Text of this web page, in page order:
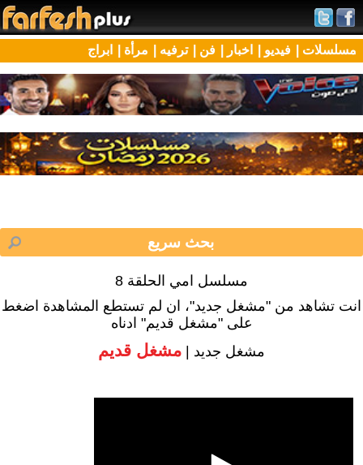
مسلسلات | فيديو | اخبار | فن | ترفيه | مرأة | ابراج
مسلسل امي الحلقة 8
انت تشاهد من "مشغل جديد"، ان لم تستطع المشاهدة اضغط
على "مشغل قديم" ادناه
مشغل جديد | مشغل قديم